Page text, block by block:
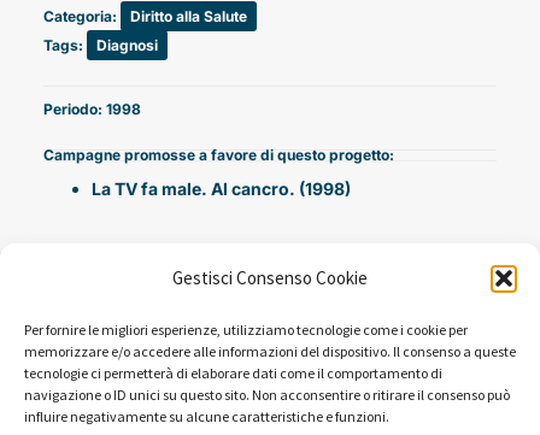
Gestisci Consenso Cookie
Per fornire le migliori esperienze, utilizziamo tecnologie come i cookie per
memorizzare e/o accedere alle informazioni del dispositivo. Il consenso a queste
tecnologie ci permetterà di elaborare dati come il comportamento di
navigazione o ID unici su questo sito. Non acconsentire o ritirare il consenso può
influire negativamente su alcune caratteristiche e funzioni.
Categoria:
Diritto alla Salute
Tags:
Diagnosi
Periodo: 1998
Campagne promosse a favore di questo progetto:
La TV fa male. Al cancro. (1998)